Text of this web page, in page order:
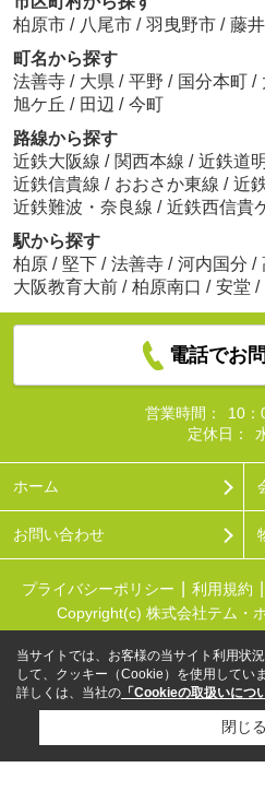
柏原市 / 八尾市 / 羽曳野市 / 藤
町名から探す
法善寺 / 大県 / 平野 / 国分本町 /
旭ケ丘 / 田辺 / 今町
路線から探す
近鉄大阪線 / 関西本線 / 近鉄道
近鉄信貴線 / おおさか東線 / 近
近鉄難波・奈良線 / 近鉄西信貴
駅から探す
柏原 / 堅下 / 法善寺 / 河内国分 /
大阪教育大前 / 柏原南口 / 安堂 /
電話でお
営業時間：
10：
定休日：
ホーム
お問い合わせ
プライバシーポリシー 利用規約
Copyright(c) 株式会社テム・
当サイトでは、お客様の当サイト利用状
して、クッキー（Cookie）を使用していま
詳しくは、当社の 「Cookieの取扱いにつ
閉じる